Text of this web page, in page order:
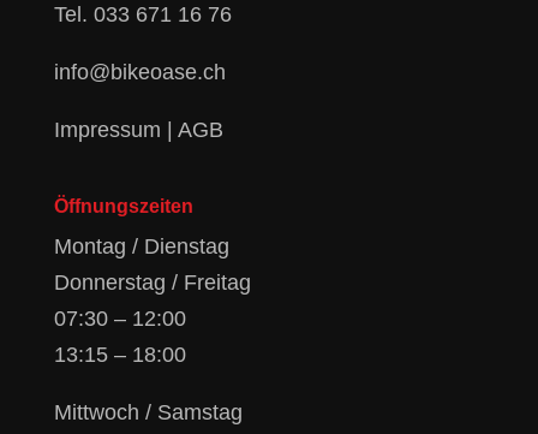
Tel. 033 671 16 76
info@bikeoase.ch
Impressum | AGB
Öffnungszeiten
Montag / Dienstag
Donnerstag / Freitag
07:30 – 12:00
13:15 – 18:00
Mittwoch / Samstag